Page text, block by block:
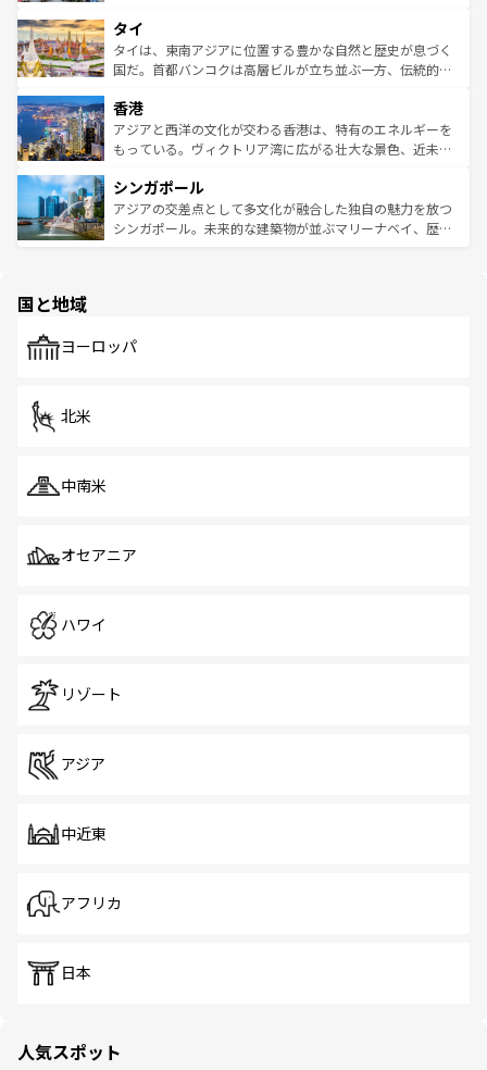
リティに包まれながら、韓国の多彩な魅力を心ゆくまで味
わってみてほしい。 なお、新着の韓国情報はコンテンツ一
覧を参照してほしい。
急速な発展と共に伝統が息づく。ハノイの古い町並みやホ
ーチミン市のフランス統治時代の建物も、独特の雰囲気を
醸し出している。また、バラエティの豊かさとおいしさで
とつ。フォーやバインミー、ベトナムコーヒーなどは、ぜ
ひ現地で味わいたい。どの地域を訪れてもあたたかい人々
が旅行者を迎えてくれるので、きっと忘れられない旅にな
参照してほしい。
タイ
タイは、東南アジアに位置する豊かな自然と歴史が息づく
国だ。首都バンコクは高層ビルが立ち並ぶ一方、伝統的な
の活気が交差している。北部ではチェンマイなどの山岳地
帯で自然と触れ合い、南部ではプーケットやクラビの美し
いビーチでリゾート気分を楽しむことができる。タイ料理
激する。気候は一年中温暖で、どの季節にも異なる楽しみ
が待っている。親しみやすいタイの人々、仏教を中心とし
た文化、そして多様な観光資源が、訪れる旅人を魅了し続
香港
アジアと西洋の文化が交わる香港は、特有のエネルギーを
もっている。ヴィクトリア湾に広がる壮大な景色、近未来
み、どこを訪れても感動するはず。観光スポットが密集し
ており、効率よく見どころを回れるのも魅力。息をのむよ
うな絶景から文化的な体験まで、香港を存分に楽しみ尽く
シンガポール
アジアの交差点として多文化が融合した独自の魅力を放つ
シンガポール。未来的な建築物が並ぶマリーナベイ、歴史
で、ホーカーズは地元の風情を楽しめる外せないスポット
国と地域
ヨーロッパ
北米
中南米
オセアニア
ハワイ
リゾート
アジア
中近東
アフリカ
日本
人気スポット